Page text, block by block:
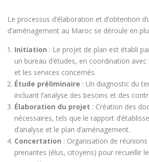
Le processus d’élaboration et d’obtention
d’aménagement au Maroc se déroule en
Initiation : Le projet de plan est établi
un bureau d’études, en coordination
et les services concernés.
Étude préliminaire : Un diagnostic du
incluant l’analyse des besoins et des
Élaboration du projet : Création des
nécessaires, tels que le rapport
d’analyse et le plan d’aménagement.
Concertation : Organisation de
prenantes (élus, citoyens) pour recueillir